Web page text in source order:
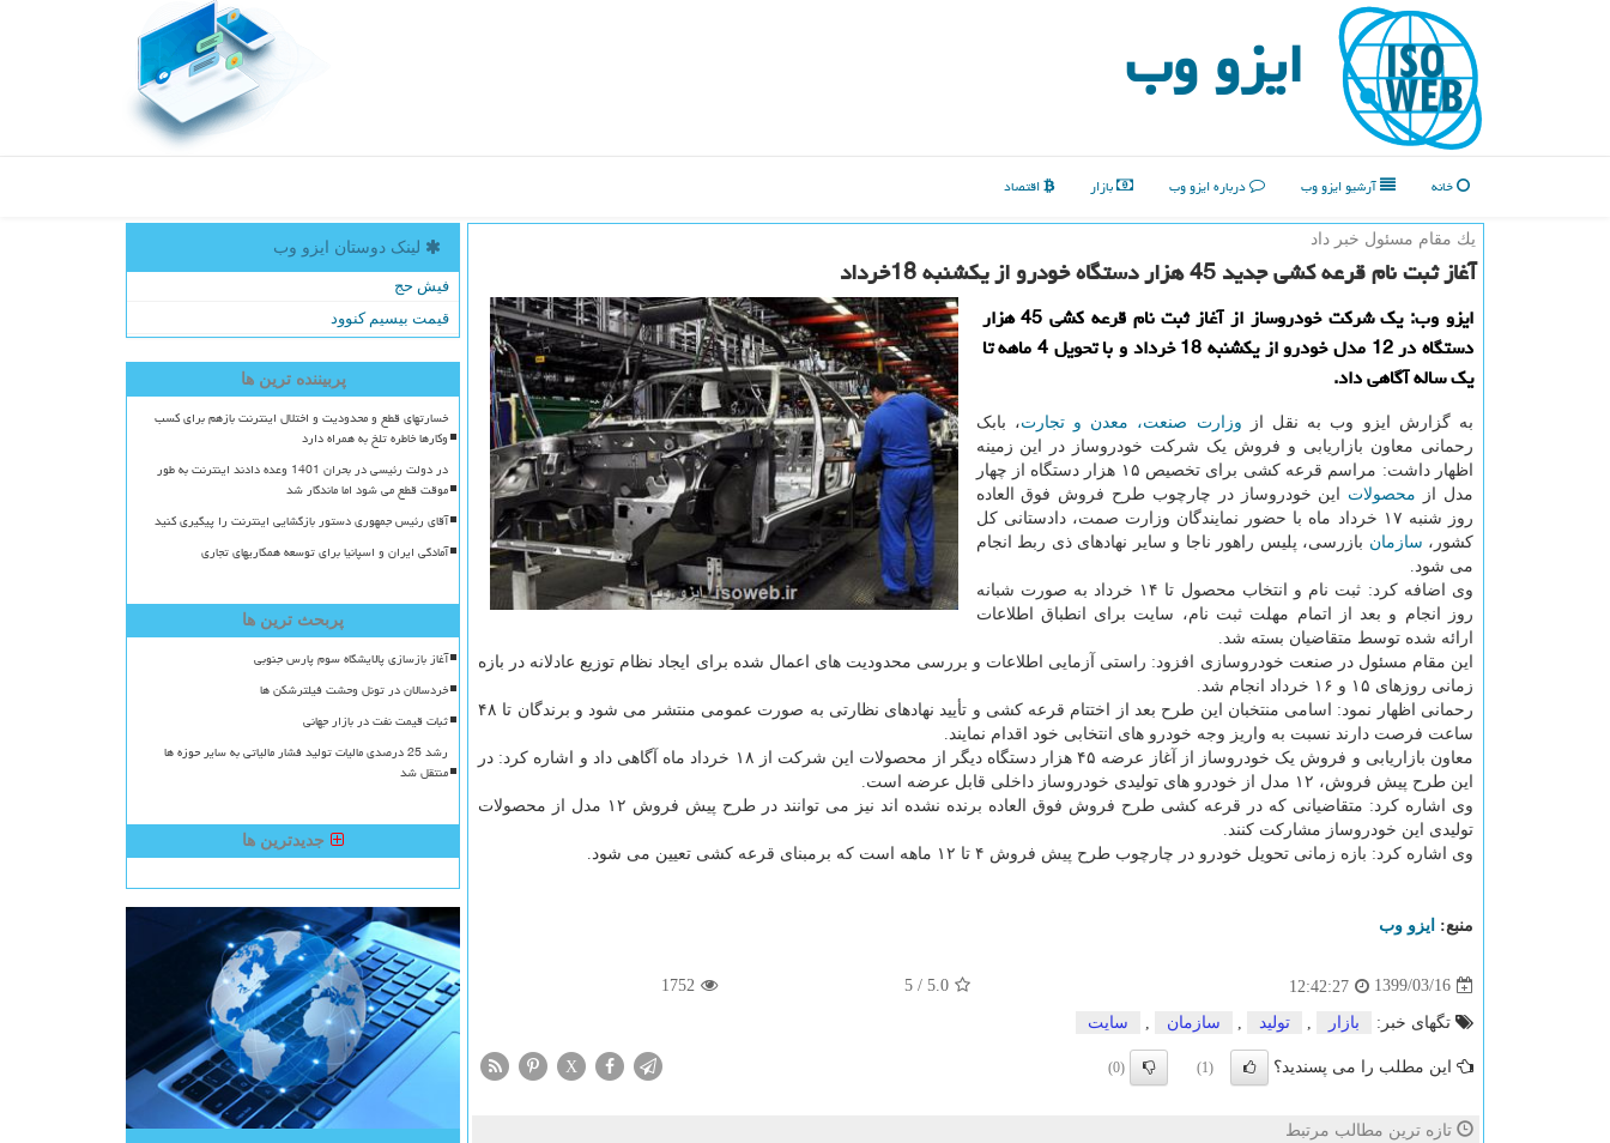
ایزو وب
خانه آرشیو ایزو وب درباره ایزو وب بازار اقتصاد
یك مقام مسئول خبر داد
آغاز ثبت نام قرعه كشی جدید 45 هزار دستگاه خودرو از یكشنبه 18خرداد
ایزو وب: یك شركت خودروساز از آغاز ثبت نام قرعه كشی 45 هزار
دستگاه در 12 مدل خودرو از یكشنبه 18 خرداد و با تحویل 4 ماهه تا
یك ساله آگاهی داد.
به گزارش ایزو وب به نقل از وزارت صنعت، معدن و تجارت، بابک
رحمانی معاون بازاریابی و فروش یک شرکت خودروساز در این زمینه
اظهار داشت: مراسم قرعه کشی برای تخصیص ۱۵ هزار دستگاه از چهار
مدل از محصولات این خودروساز در چارچوب طرح فروش فوق العاده
روز شنبه ۱۷ خرداد ماه با حضور نمایندگان وزارت صمت، دادستانی کل
کشور، سازمان بازرسی، پلیس راهور ناجا و سایر نهادهای ذی ربط انجام
می شود.
وی اضافه کرد: ثبت نام و انتخاب محصول تا ۱۴ خرداد به صورت شبانه
روز انجام و بعد از اتمام مهلت ثبت نام، سایت برای انطباق اطلاعات
ارائه شده توسط متقاضیان بسته شد.
این مقام مسئول در صنعت خودروسازی افزود: راستی آزمایی اطلاعات و بررسی محدودیت های اعمال شده برای ایجاد نظام توزیع عادلانه در بازه
زمانی روزهای ۱۵ و ۱۶ خرداد انجام شد.
رحمانی اظهار نمود: اسامی منتخبان این طرح بعد از اختتام قرعه کشی و تأیید نهادهای نظارتی به صورت عمومی منتشر می شود و برندگان تا ۴۸
ساعت فرصت دارند نسبت به واریز وجه خودرو های انتخابی خود اقدام نمایند.
معاون بازاریابی و فروش یک خودروساز از آغاز عرضه ۴۵ هزار دستگاه دیگر از محصولات این شرکت از ۱۸ خرداد ماه آگاهی داد و اشاره کرد: در
این طرح پیش فروش، ۱۲ مدل از خودرو های تولیدی خودروساز داخلی قابل عرضه است.
وی اشاره کرد: متقاضیانی که در قرعه کشی طرح فروش فوق العاده برنده نشده اند نیز می توانند در طرح پیش فروش ۱۲ مدل از محصولات
تولیدی این خودروساز مشارکت کنند.
وی اشاره کرد: بازه زمانی تحویل خودرو در چارچوب طرح پیش فروش ۴ تا ۱۲ ماهه است که برمبنای قرعه کشی تعیین می شود.
منبع: ایزو وب
1399/03/16
12:42:27
5.0
/
5
1752
تگهای خبر: بازار تولید سازمان سایت
این مطلب را می پسندید؟ (1)
(0)
X
تازه ترین مطالب مرتبط
لینک دوستان ایزو وب
فیش حج
قیمت بیسیم کنوود
پربیننده ترین ها
خسارتهای قطع و محدودیت و اختلال اینترنت بازهم برای کسب
وکارها خاطره تلخ به همراه دارد
در دولت رئیسی در بحران 1401 وعده دادند اینترنت به طور
موقت قطع می شود اما ماندگار شد
آقای رئیس جمهوری دستور بازگشایی اینترنت را پیگیری کنید
آمادگی ایران و اسپانیا برای توسعه همکاریهای تجاری
پربحث ترین ها
آغاز بازسازی پالایشگاه سوم پارس جنوبی
خردسالان در تونل وحشت فیلترشکن ها
ثبات قیمت نفت در بازار جهانی
رشد 25 درصدی مالیات تولید فشار مالیاتی به سایر حوزه ها
منتقل شد
جدیدترین ها